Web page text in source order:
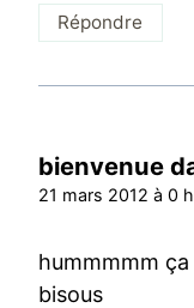
Répondre
bienvenue
21 mars 2012 à 0
hummmmm
bisous